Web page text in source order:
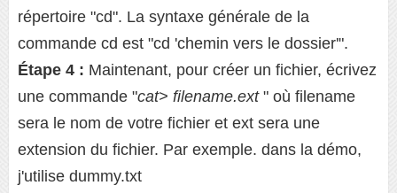
répertoire "cd". La syntaxe générale de la
commande cd est "cd 'chemin vers le dossier'".
Étape 4 : Maintenant, pour créer un fichier, écrivez
une commande "cat> filename.ext" où filename
sera le nom de votre fichier et ext sera une
extension du fichier. Par exemple. dans la démo,
j'utilise dummy.txt